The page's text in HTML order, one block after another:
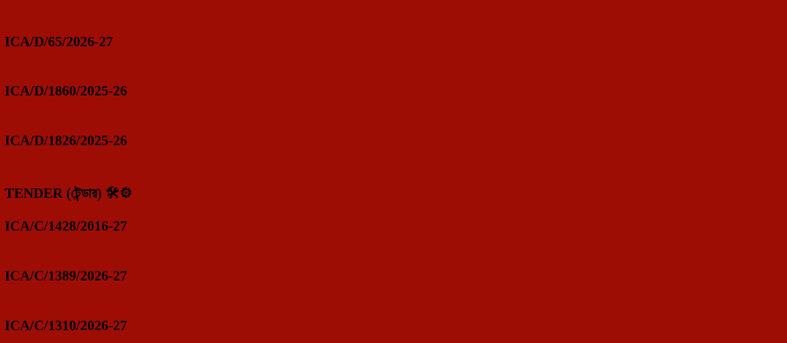
ICA/D/65/2026-27
ICA/D/1860/2025-26
ICA/D/1826/2025-26
TENDER (টেন্ডার) 🛠️⚙️
ICA/C/1428/2016-27
ICA/C/1389/2026-27
ICA/C/1310/2026-27